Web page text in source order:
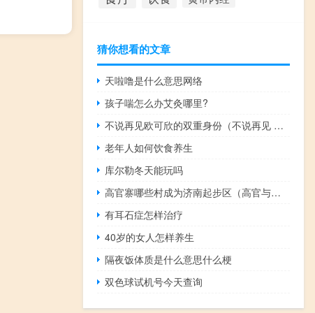
猜你想看的文章
天啦噜是什么意思网络
孩子喘怎么办艾灸哪里?
不说再见欧可欣的双重身份（不说再见 欧可欣的双重身份是什么）
老年人如何饮食养生
库尔勒冬天能玩吗
高官寨哪些村成为济南起步区（高官与风水）
有耳石症怎样治疗
40岁的女人怎样养生
隔夜饭体质是什么意思什么梗
双色球试机号今天查询